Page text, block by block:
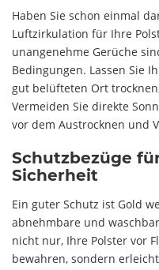
Haben Sie schon einmal
Luftzirkulation für Ihre
unangenehme Gerüche
Bedingungen. Lassen Sie
gut belüfteten Ort
Vermeiden Sie direkte
vor dem Austrocknen und
Schutzbezüge
Sicherheit
Ein guter Schutz ist Gold
abnehmbare und
nicht nur, Ihre Polster vor
bewahren, sondern